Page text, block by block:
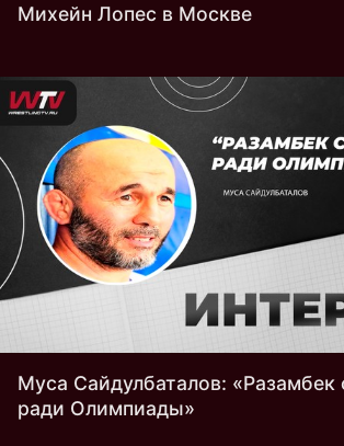
Михейн Лопес в Москве
Муса Сайдулбаталов: «Разамбек
ради Олимпиады»